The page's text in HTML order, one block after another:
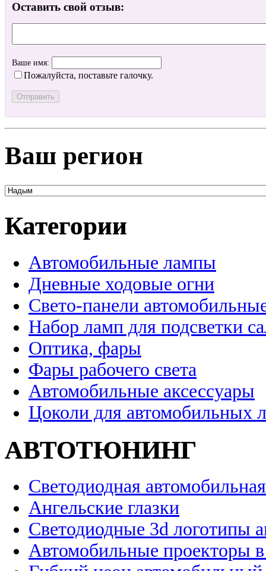
Оставить свой отзыв:
Ваше имя:
Пожалуйста, поставьте галочку.
Ваш регион
Категории
Автомобильные лампы
Дневные ходовые огни
Свето-панели
Набор ламп для подсветки
Оптика, фары
Фары рабочего света
Автомобильные аксессуары
Цоколи для автомобильных
АВТОТЮНИНГ
Светодиодная
Ангельские глазки
Светодиодные 3d логотипы
Автомобильные проекторы